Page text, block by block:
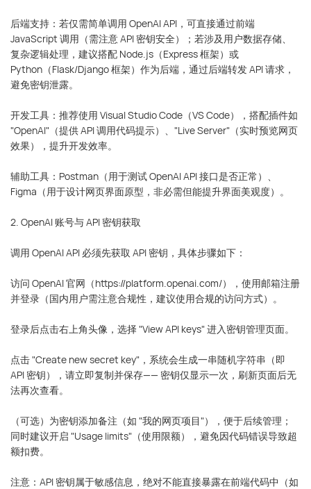
后端支持：若仅需简单调用 OpenAI API，可直接通过前端
JavaScript 调用（需注意 API 密钥安全）；若涉及用户数据存储、
复杂逻辑处理，建议搭配 Node.js（Express 框架）或
Python（Flask/Django 框架）作为后端，通过后端转发 API 请求，
避免密钥泄露。
开发工具：推荐使用 Visual Studio Code（VS Code），搭配插件如
"OpenAI"（提供 API 调用代码提示）、"Live Server"（实时预览网页
效果），提升开发效率。
辅助工具：Postman（用于测试 OpenAI API 接口是否正常）、
Figma（用于设计网页界面原型，非必需但能提升界面美观度）。
2. OpenAI 账号与 API 密钥获取
调用 OpenAI API 必须先获取 API 密钥，具体步骤如下：
访问 OpenAI 官网（https://platform.openai.com/），使用邮箱注册
并登录（国内用户需注意合规性，建议使用合规的访问方式）。
登录后点击右上角头像，选择 "View API keys" 进入密钥管理页面。
点击 "Create new secret key"，系统会生成一串随机字符串（即
API 密钥），请立即复制并保存—— 密钥仅显示一次，刷新页面后无
法再次查看。
（可选）为密钥添加备注（如 "我的网页项目"），便于后续管理；
同时建议开启 "Usage limits"（使用限额），避免因代码错误导致超
额扣费。
注意：API 密钥属于敏感信息，绝对不能直接暴露在前端代码中（如